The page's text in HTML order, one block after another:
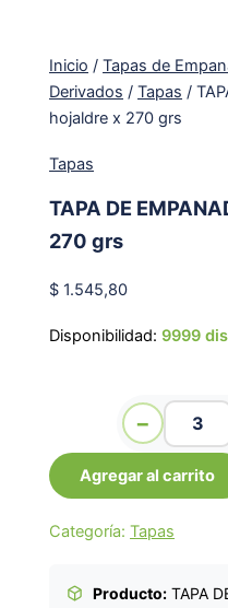
Inicio /Tapas de
Derivados /Tapas /
hojaldre x 270 grs
Tapas
TAPA DE
270 grs
$ 1.545,80
Disponibilidad: 9999
−
Agregar al carrito
Categoría:Tapas
Producto: TAPA